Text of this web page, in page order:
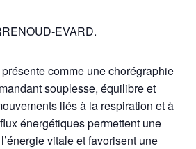
EVARD.
comme une chorégraphie
souplesse, équilibre et
liés à la respiration et à
énergétiques permettent une
vitale et favorisent une